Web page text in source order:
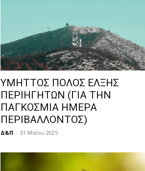
ΥΜΗΤΤΟΣ ΠΟΛΟΣ ΕΛΞΗΣ
ΠΕΡΙΗΓΗΤΩΝ (ΓΙΑ ΤΗΝ
ΠΑΓΚΟΣΜΙΑ ΗΜΕΡΑ
ΠΕΡΙΒΑΛΛΟΝΤΟΣ)
Δ&Π - 31 Μαΐου 2025